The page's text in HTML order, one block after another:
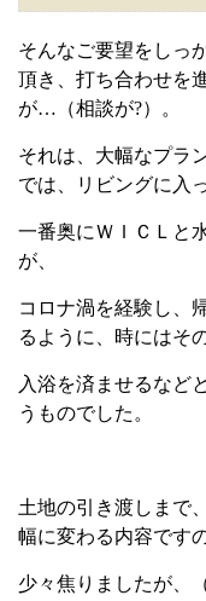
そんなご要望をしっ
頂き、打ち合わせを
が…（相談が?）。
それは、大幅なプラ
では、リビングに入
一番奥にＷＩＣＬと
が、
コロナ渦を経験し、
るように、時にはそ
入浴を済ませるなど
うものでした。
土地の引き渡しまで
幅に変わる内容です
少々焦りましたが、